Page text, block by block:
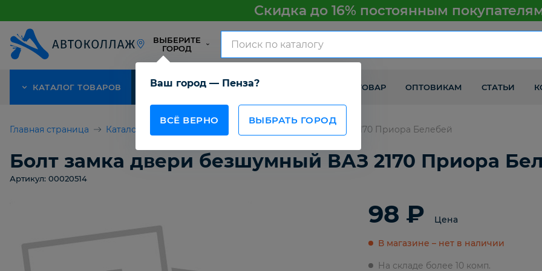
Скидка до 16% постоянным
ВЫБЕРИТЕ
ГОРОД
Ваш город — Пенза?
ВСЁ ВЕРНО ВЫБРАТЬ ГОРОД
КАТАЛОГ ТОВАРОВ АКЦИЯ О КОМПАНИИ КАК ПОЛУЧИТЬ ТОВАР ОПТОВИКАМ СТАТЬИ
Главная страница Каталог товаров Болт замка двери безшумный ВАЗ 2170 Приора Белебей
Болт замка двери безшумный ВАЗ 2170 Приора
Артикул: 00020514
98 ₽ Цена
В магазине – нет в наличии
На складе более 10 комп.